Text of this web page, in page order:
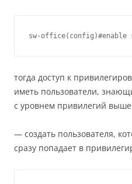
sw-
тогда доступ к
иметь пользователи,
с уровнем привилегий
— создать пользователя,
сразу попадает в